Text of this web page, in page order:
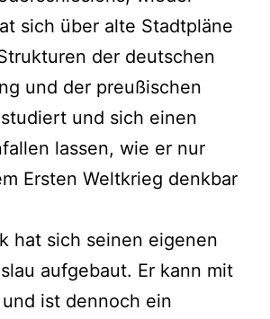
sich über alte Stadtpläne
der deutschen
und der preußischen
und sich einen
lassen, wie er nur
Ersten Weltkrieg denkbar
hat sich seinen eigenen
aufgebaut. Er kann mit
ist dennoch ein